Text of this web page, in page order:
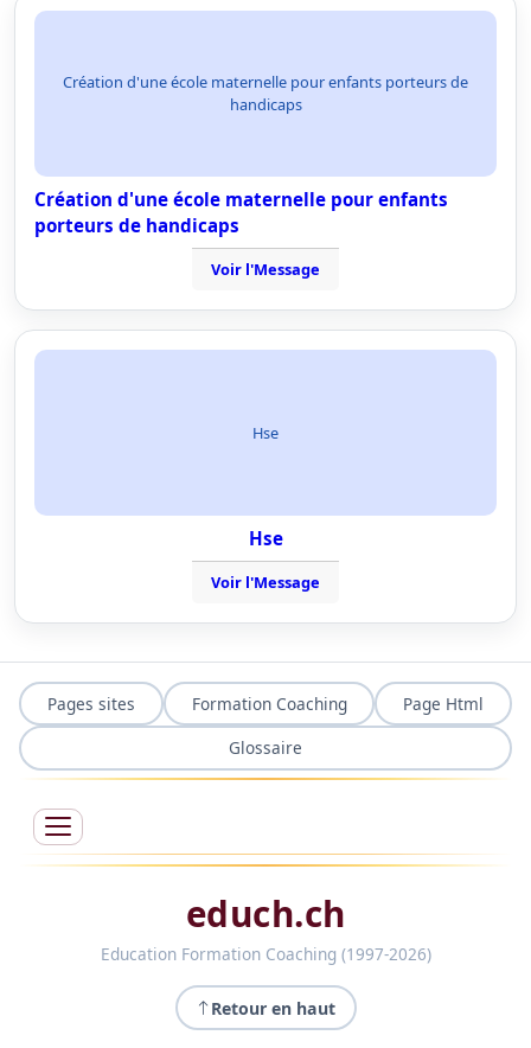
Création d'une école maternelle pour enfants porteurs de
handicaps
Création d'une école maternelle pour enfants
porteurs de handicaps
Voir l'Message
Hse
Hse
Voir l'Message
Pages sites Formation Coaching
Page Html
Glossaire
educh.ch
Education Formation Coaching (1997-2026)
Retour en haut